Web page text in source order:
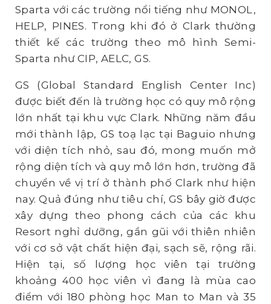
Sparta với các trường nổi tiếng như MONOL,
HELP, PINES. Trong khi đó ở Clark thường
thiết kế các trường theo mô hình Semi-
Sparta như CIP, AELC, GS.
GS (Global Standard English Center Inc)
được biết đến là trường học có quy mô rộng
lớn nhất tại khu vực Clark. Những năm đầu
mới thành lập, GS toạ lạc tại Baguio nhưng
với diện tích nhỏ, sau đó, mong muốn mở
rộng diện tích và quy mô lớn hơn, trường đã
chuyển về vị trí ở thành phố Clark như hiện
nay. Quả đúng như tiêu chí, GS bây giờ được
xây dựng theo phong cách của các khu
Resort nghỉ dưỡng, gần gũi với thiên nhiên
với cơ sở vật chất hiện đại, sạch sẽ, rộng rãi.
Hiện tại, số lượng học viên tại trường
khoảng 400 học viên vì đang là mùa cao
điểm với 180 phòng học Man to Man và 35